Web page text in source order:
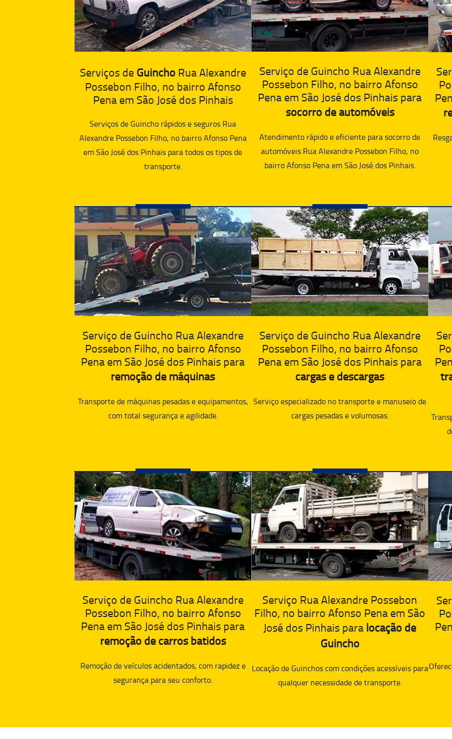
Serviços deGuinchoRua Alexandre
Possebon Filho, no bairro Afonso
Pena em São José dos Pinhais
Serviços de Guincho rápidos e seguros Rua
Alexandre Possebon Filho, no bairro Afonso Pena
em São José dos Pinhais para todos os tipos de
transporte.
Serviço de Guincho Rua Alexandre
Possebon Filho, no bairro Afonso
Pena em São José dos Pinhais para
socorro de automóveis
Atendimento rápido e eficiente para socorro de
automóveis Rua Alexandre Possebon Filho, no
bairro Afonso Pena em São José dos Pinhais.
Serviço de Guincho Rua Alexandre
Possebon Filho, no bairro Afonso
Pena em São José dos Pinhais para
remoção de máquinas
Transporte de máquinas pesadas e equipamentos,
com total segurança e agilidade.
Serviço de Guincho Rua Alexandre
Possebon Filho, no bairro Afonso
Pena em São José dos Pinhais para
cargas e descargas
Serviço especializado no transporte e manuseio de
cargas pesadas e volumosas.
Serviço de Guincho Rua Alexandre
Possebon Filho, no bairro Afonso
Pena em São José dos Pinhais para
remoção de carros batidos
Remoção de veículos acidentados, com rapidez e
segurança para seu conforto.
Serviço Rua Alexandre Possebon
Filho, no bairro Afonso Pena em São
José dos Pinhais paralocação de
Guincho
Locação de Guinchos com condições acessíveis para
qualquer necessidade de transporte.